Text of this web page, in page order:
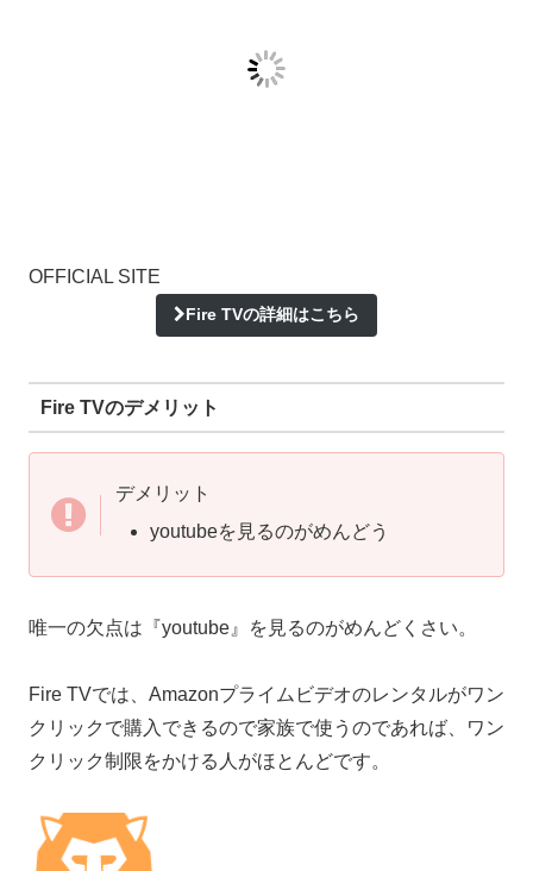
OFFICIAL SITE
Fire TVの詳細はこちら
Fire TVのデメリット
デメリット
youtubeを見るのがめんどう
唯一の欠点は『youtube』を見るのがめんどくさい。
Fire TVでは、Amazonプライムビデオのレンタルがワン
クリックで購入できるので家族で使うのであれば、ワン
クリック制限をかける人がほとんどです。